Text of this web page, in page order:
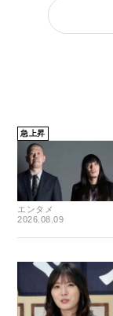
急上昇
エンタメ
2026.08.09